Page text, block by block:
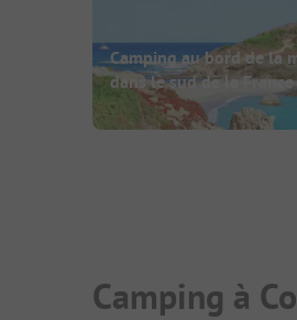
Camping au bord de la
dans le sud de la France
Camping à